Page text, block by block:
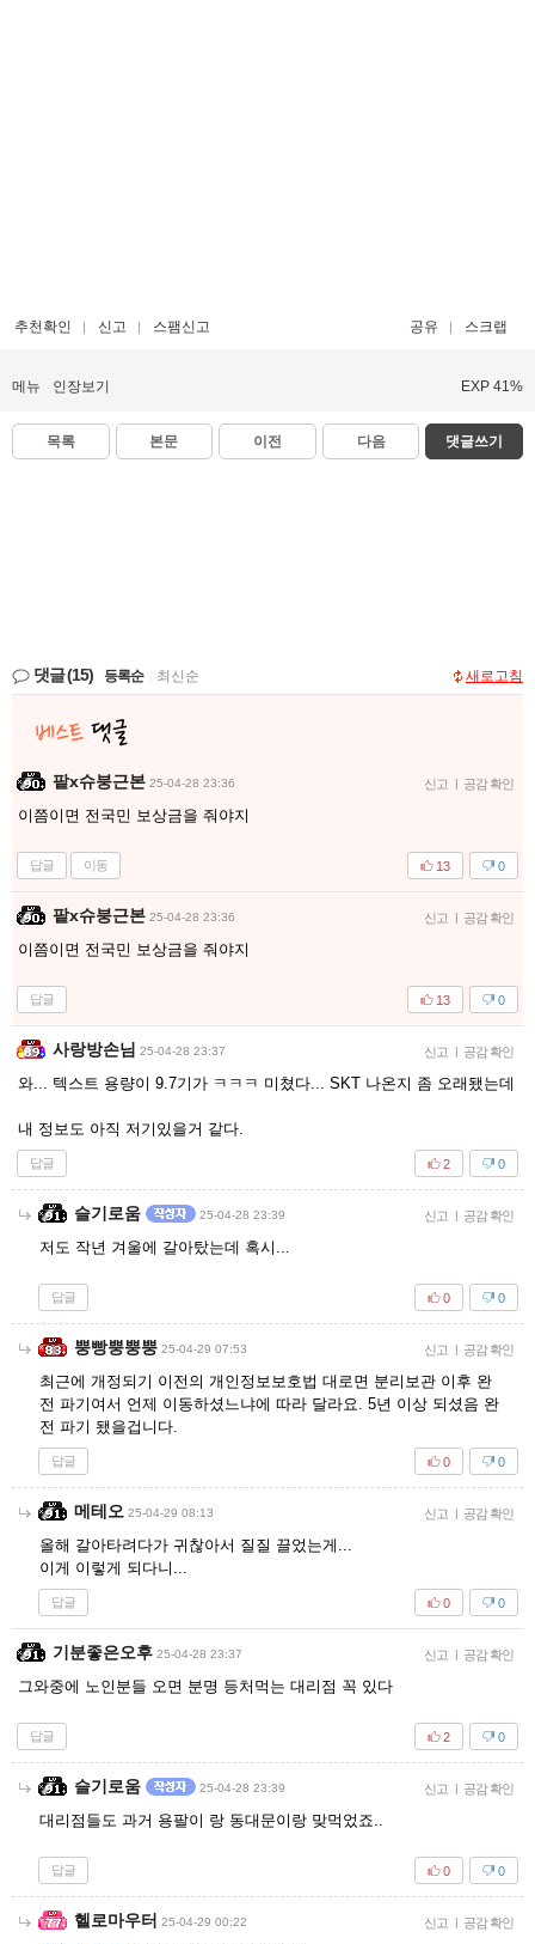
추천확인 신고 스팸신고 공유 스크랩
메뉴 인장보기 EXP 41%
목록 본문 이전 다음 댓글쓰기
댓글(15) 등록순 최신순 새로고침
팥x슈붕근본 25-04-28 23:36 신고 | 공감 확인
이쯤이면 전국민 보상금을 줘야지
답글 이동 0
13
팥x슈붕근본 25-04-28 23:36 신고 | 공감 확인
이쯤이면 전국민 보상금을 줘야지
답글 0
13
사랑방손님 25-04-28 23:37 신고 | 공감 확인
와... 텍스트 용량이 9.7기가 ㅋㅋㅋ 미쳤다... SKT 나온지 좀 오래됐는데
내 정보도 아직 저기있을거 같다.
답글 0
2
슬기로움 25-04-28 23:39 신고 | 공감 확인
저도 작년 겨울에 갈아탔는데 혹시...
답글 0
0
뿡빵뿡뿡뿡 25-04-29 07:53 신고 | 공감 확인
최근에 개정되기 이전의 개인정보보호법 대로면 분리보관 이후 완
전 파기여서 언제 이동하셨느냐에 따라 달라요. 5년 이상 되셨음 완
전 파기 됐을겁니다.
답글 0
0
메테오 25-04-29 08:13 신고 | 공감 확인
올해 갈아타려다가 귀찮아서 질질 끌었는게...
이게 이렇게 되다니...
답글 0
0
기분좋은오후 25-04-28 23:37 신고 | 공감 확인
그와중에 노인분들 오면 분명 등처먹는 대리점 꼭 있다
답글 0
2
슬기로움 25-04-28 23:39 신고 | 공감 확인
대리점들도 과거 용팔이 랑 동대문이랑 맞먹었죠..
답글 0
0
헬로마우터 25-04-29 00:22 신고 | 공감 확인